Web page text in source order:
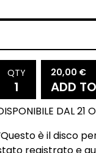
QTY 20,00 €
ADD
DAL 21
è il disco